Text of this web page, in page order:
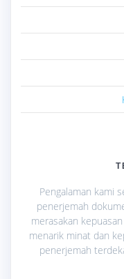
Pengalaman kami
penerjemah
merasakan
menarik minat dan
penerjemah